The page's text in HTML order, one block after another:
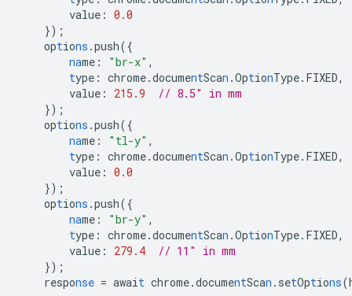
value : 0.0
});
options .push({
name : "br-x" ,
type : chrome.documentScan .OptionType.FIXED,
value : 215.9
// 8.5" in mm
});
options .push({
name : "tl-y" ,
type : chrome.documentScan .OptionType.FIXED,
value : 0.0
});
options .push({
name : "br-y" ,
type : chrome.documentScan .OptionType.FIXED,
value : 279.4
// 11" in mm
});
response = await chrome.documentScan .setOptions